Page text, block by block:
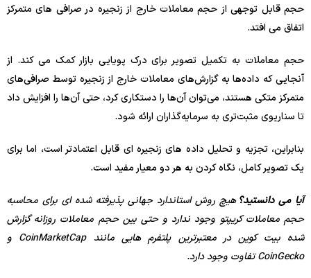
حجم قابل توجهی از حجم معاملات خارج از زنجیره در صرافی های متمرکز
اتفاق می افتد.
حجم معاملات به تکمیل تصویر برای درک پویایی بازار کمک می کند. از
آنجایی که داده‌ها به گزارش‌های معاملات خارج از زنجیره توسط صرافی‌های
متمرکز متکی هستند، می‌توان آن‌ها را دستکاری کرد، حتی آن‌ها را افزایش داد
تا سناریوی مثبت‌تری به سرمایه‌گذاران ارائه شود.
بنابراین، تجزیه و تحلیل داده های زنجیره ای قابل اعتمادتر است، اما برای
یک تصویر کامل، نگاه کردن به هر دو معیار مفید است.
آیا می دانستید؟هیچ روش استاندارد جهانی پذیرفته شده ای برای محاسبه
حجم معاملات کریپتو وجود ندارد و حتی بین حجم معاملات روزانه گزارش
شده بیت کوین در معتبرترین پلتفرم هایی مانند CoinMarketCap و
CoinGecko تفاوت وجود دارد.